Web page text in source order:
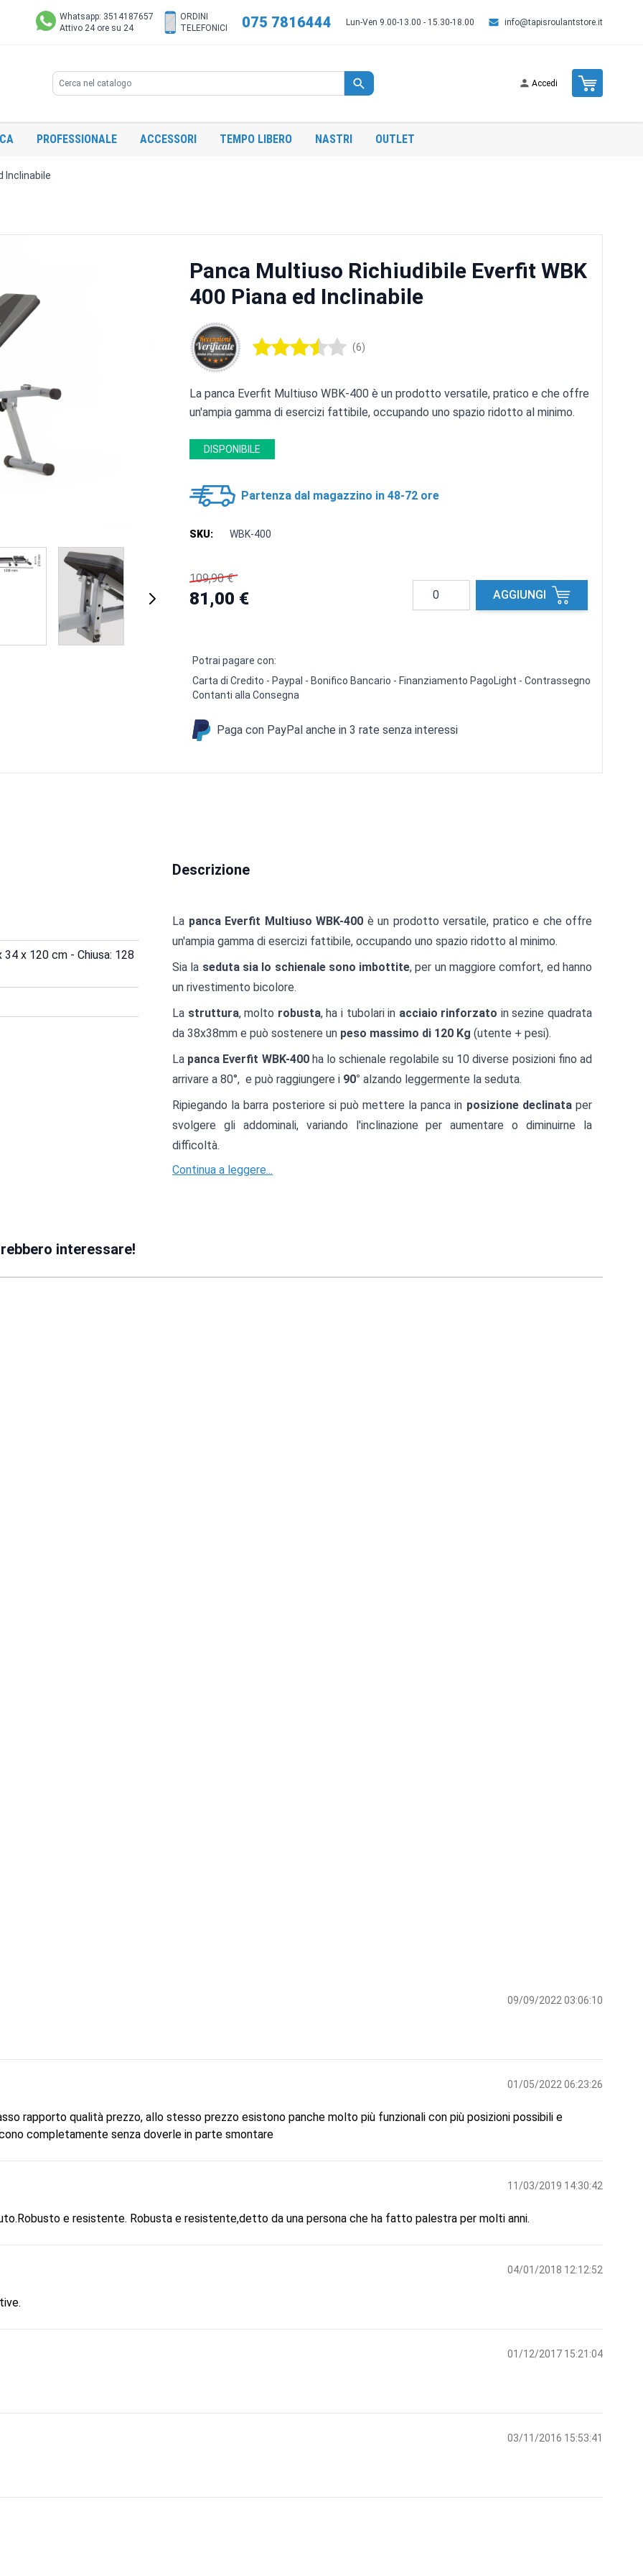
Whatsapp: 3514187657
Attivo 24 ore su 24
ORDINI
TELEFONICI
075 7816444 Lun-Ven 9.00-13.00 - 15.30-18.00 info@tapisroulantstore.it
Accedi Cart
PROFESSIONALE ACCESSORI TEMPO LIBERO NASTRI OUTLET
Inclinabile
Panca Multiuso Richiudibile Everfit WBK
400 Piana ed Inclinabile
(6)
La panca Everfit Multiuso WBK-400 è un prodotto versatile, pratico e che offre
un'ampia gamma di esercizi fattibile, occupando uno spazio ridotto al minimo.
DISPONIBILE
Partenza dal magazzino in 48-72 ore
SKU: WBK-400
109,90 €
81,00 €
Quantità
AGGIUNGI
Potrai pagare con:
Carta di Credito - Paypal - Bonifico Bancario - Finanziamento PagoLight - Contrassegno
Contanti alla Consegna
Paga con PayPal anche in 3 rate senza interessi
34 x 120 cm - Chiusa: 128
Descrizione
La panca Everfit Multiuso WBK-400 è un prodotto versatile, pratico e che offre
un'ampia gamma di esercizi fattibile, occupando uno spazio ridotto al minimo.
Sia la seduta sia lo schienale sono imbottite, per un maggiore comfort, ed hanno
un rivestimento bicolore.
La struttura, molto robusta, ha i tubolari in acciaio rinforzato in sezine quadrata
da 38x38mm e può sostenere un peso massimo di 120 Kg (utente + pesi).
La panca Everfit WBK-400 ha lo schienale regolabile su 10 diverse posizioni fino ad
arrivare a 80°, e può raggiungere i 90° alzando leggermente la seduta.
Ripiegando la barra posteriore si può mettere la panca in posizione declinataper
svolgere gli addominali, variando l'inclinazione per aumentare o diminuirne la
difficoltà.
Continua a leggere...
interessare!
09/09/2022 03:06:10
01/05/2022 06:23:26
rapporto qualità prezzo, allo stesso prezzo esistono panche molto più funzionali con più posizioni possibili e
completamente senza doverle in parte smontare
11/03/2019 14:30:42
e resistente. Robusta e resistente,detto da una persona che ha fatto palestra per molti anni.
04/01/2018 12:12:52
01/12/2017 15:21:04
03/11/2016 15:53:41